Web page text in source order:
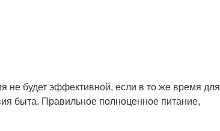
не будет эффективной, если в то же время для
быта. Правильное полноценное питание,